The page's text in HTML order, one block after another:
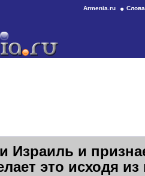
Armenia.ru
Израиль и
это исходя из